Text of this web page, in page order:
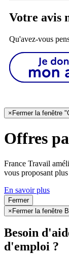
Votre avis
Qu'avez-vous
×Fermer la fenêtre
Offres
France Travail
vous proposant
En savoir plus
Fermer
×Fermer la fenêtre
Besoin
d'emploi ?